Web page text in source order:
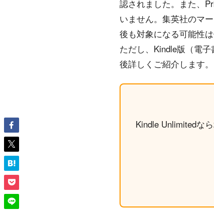
認されました。また、
いません。集英社のマ
後も対象になる可能性
ただし、Kindle版（電
後詳しくご紹介します。
Kindle Unlimitedな